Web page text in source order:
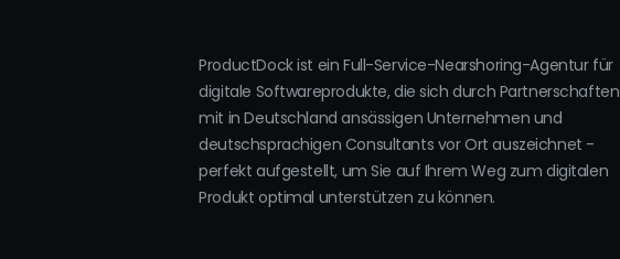
ProductDock ist ein Full-Service-Nearshoring-Agentur für
digitale Softwareprodukte, die sich durch Partnerschaften
mit in Deutschland ansässigen Unternehmen und
deutschsprachigen Consultants vor Ort auszeichnet -
perfekt aufgestellt, um Sie auf Ihrem Weg zum digitalen
Produkt optimal unterstützen zu können.